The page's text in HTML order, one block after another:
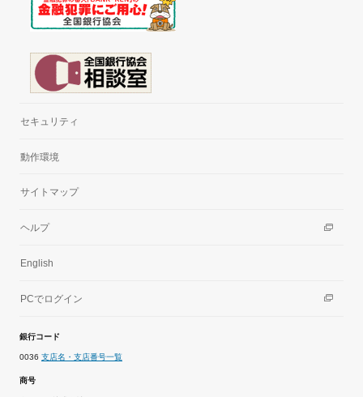
セキュリティ
動作環境
サイトマップ
ヘルプ
English
PCでログイン
銀行コード
0036 支店名・支店番号一覧
商号